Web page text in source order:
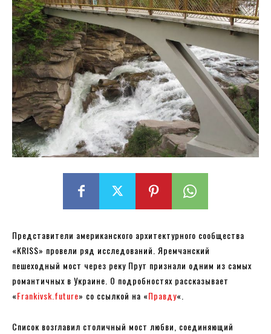
Представители американского архитектурного сообщества
«KRISS» провели ряд исследований. Яремчанский
пешеходный мост через реку Прут признали одним из самых
романтичных в Украине. О подробностях рассказывает
«Frankivsk.future» со ссылкой на «Правду«.
Список возглавил столичный мост любви, соединяющий